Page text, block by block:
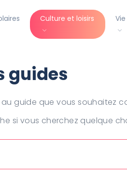
Culture et loisirs
guides
guide que vous souhaitez
si vous cherchez quelque